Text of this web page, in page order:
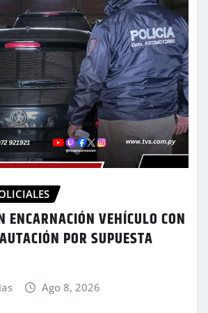
ENCARNACIÓN VEHÍCULO CON
POR SUPUESTA
Ago 8, 2026